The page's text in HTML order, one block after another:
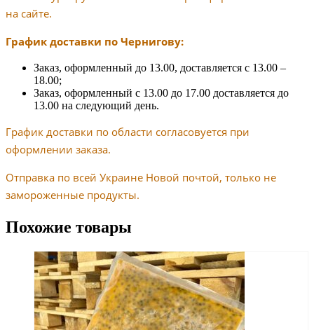
на сайте.
График доставки по Чернигову:
Заказ, оформленный до 13.00, доставляется с 13.00 –
18.00;
Заказ, оформленный с 13.00 до 17.00 доставляется до
13.00 на следующий день.
График доставки по области согласовуется при
оформлении заказа.
Отправка по всей Украине Новой почтой, только не
замороженные продукты.
Похожие товары